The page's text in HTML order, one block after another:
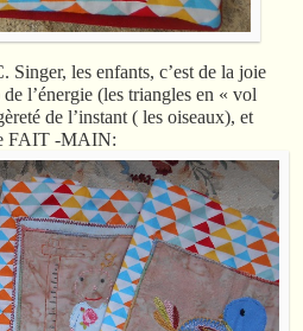
Singer, les enfants, c’est de la joie
l’énergie (les triangles en « vol
de l’instant ( les oiseaux), et
FAIT -MAIN: